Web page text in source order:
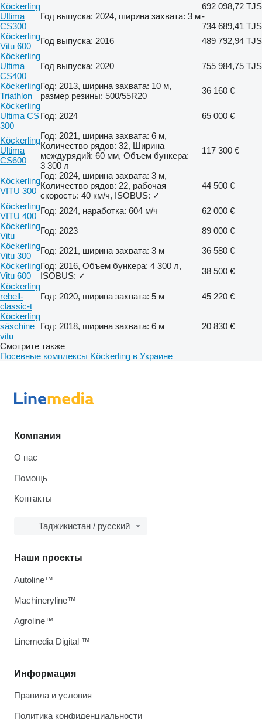
Köckerling
Ultima
CS300
Год выпуска: 2024, ширина захвата: 3 м
692 098,72 TJS
-
734 689,41 TJS
Köckerling
Vitu 600
Год выпуска: 2016
489 792,94 TJS
Köckerling
Ultima
CS400
Год выпуска: 2020
755 984,75 TJS
Köckerling
Triathlon
Год: 2013, ширина захвата: 10 м,
размер резины: 500/55R20
36 160 €
Köckerling
Ultima CS
300
Год: 2024 65 000 €
Köckerling
Ultima
CS600
Год: 2021, ширина захвата: 6 м,
Количество рядов: 32, Ширина
междурядий: 60 мм, Объем бункера:
3 300 л
117 300 €
Köckerling
VITU 300
Год: 2024, ширина захвата: 3 м,
Количество рядов: 22, рабочая
скорость: 40 км/ч, ISOBUS: ✓
44 500 €
Köckerling
VITU 400
Год: 2024, наработка: 604 м/ч
62 000 €
Köckerling
Vitu
Год: 2023
89 000 €
Köckerling
Vitu 300
Год: 2021, ширина захвата: 3 м
36 580 €
Köckerling
Vitu 600
Год: 2016, Объем бункера: 4 300 л,
ISOBUS: ✓
38 500 €
Köckerling
rebell-
classic-t
Год: 2020, ширина захвата: 5 м
45 220 €
Köckerling
säschine
vitu
Год: 2018, ширина захвата: 6 м
20 830 €
Смотрите также
Посевные комплексы Köckerling в Украине
Компания
О нас
Помощь
Контакты
Таджикистан / русский
Информация
Правила и условия
Политика конфиденциальности
Наши проекты
Autoline™
Machineryline™
Agroline™
Linemedia Digital ™